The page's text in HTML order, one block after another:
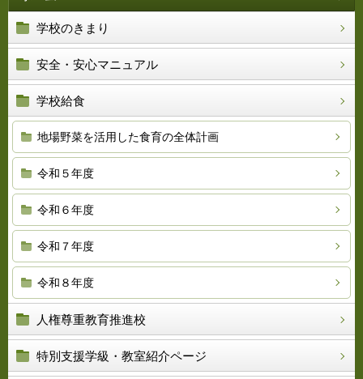
学校のきまり
安全・安心マニュアル
学校給食
地場野菜を活用した食育の全体計画
令和５年度
令和６年度
令和７年度
令和８年度
人権尊重教育推進校
特別支援学級・教室紹介ページ